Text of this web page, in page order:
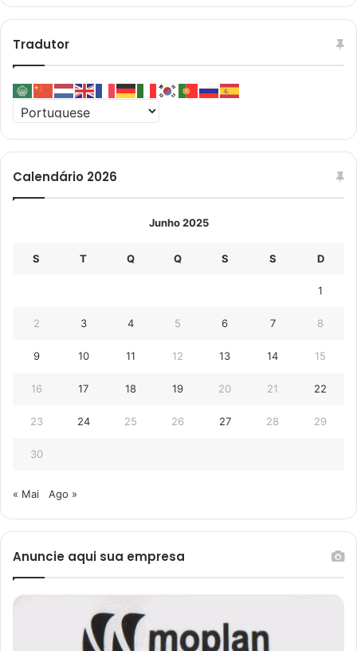
Tradutor
Calendário 2026
Junho 2025
S T Q Q S S D
1
2 3 4 5 6 7 8
9 10 11 12 13 14 15
16 17 18 19 20 21 22
23 24 25 26 27 28 29
30
« Mai Ago »
Anuncie aqui sua empresa